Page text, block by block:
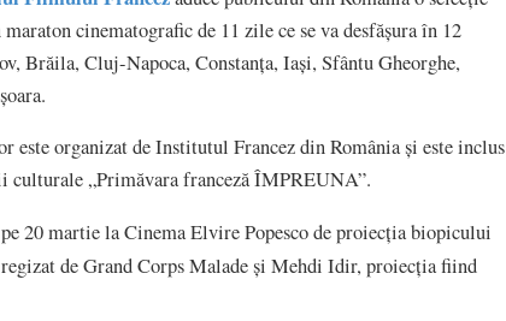
cinematografic de 11 zile ce se va desfășura în 12
Brăila, Cluj-Napoca, Constanța, Iași, Sfântu Gheorghe,
este organizat de Institutul Francez din România și este inclus
culturale „Primăvara franceză ÎMPREUNA”.
20 martie la Cinema Elvire Popesco de proiecția biopicului
regizat de Grand Corps Malade și Mehdi Idir, proiecția fiind